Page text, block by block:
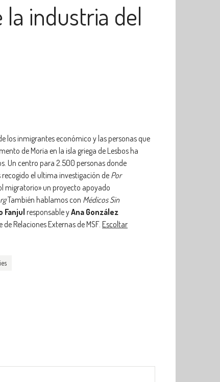
la industria del
los inmigrantes económico y las personas que
de Moria en la isla griega de Lesbos ha
Un centro para 2.500 personas donde
el ultima investigación de Por
migratorio» un proyecto apoyado
También hablamos con Médicos Sin
Fanjulresponsable yAna González
de Relaciones Externas de MSF. Escoltar